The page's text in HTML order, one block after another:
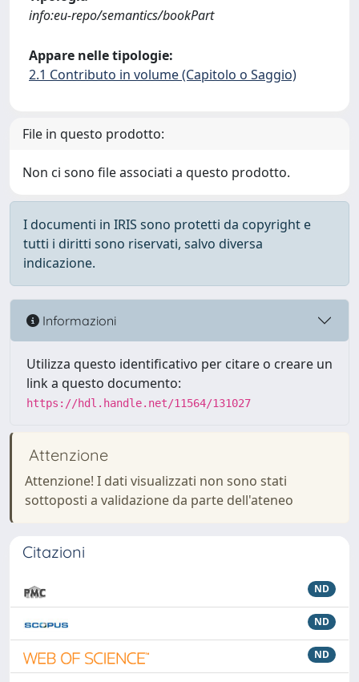
info:eu-repo/semantics/bookPart
Appare nelle tipologie:
2.1 Contributo in volume (Capitolo o Saggio)
File in questo prodotto:
Non ci sono file associati a questo prodotto.
I documenti in IRIS sono protetti da copyright e
tutti i diritti sono riservati, salvo diversa
indicazione.
Informazioni
Utilizza questo identificativo per citare o creare un
link a questo documento:
https://hdl.handle.net/11564/131027
Attenzione
Attenzione! I dati visualizzati non sono stati
sottoposti a validazione da parte dell'ateneo
Citazioni
ND
ND
ND